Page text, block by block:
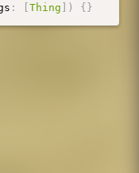
: [Thing ] ) {}